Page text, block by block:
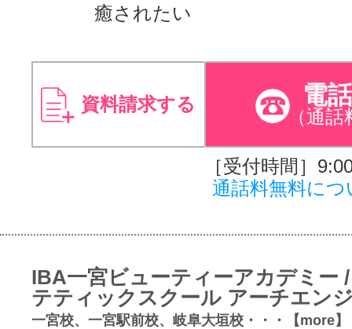
癒されたい
資料請求する 電
（通話
［受付時間］
通話料無料につ
IBA一宮ビューティーアカデミー
テティックスクール アーチエン
一宮校、一宮駅前校、岐阜大垣校・・・【more】